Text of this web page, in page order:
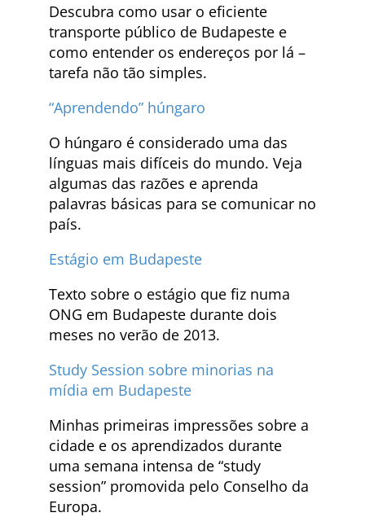
Descubra como usar o eficiente
transporte público de Budapeste e
como entender os endereços por lá –
tarefa não tão simples.
“Aprendendo” húngaro
O húngaro é considerado uma das
línguas mais difíceis do mundo. Veja
algumas das razões e aprenda
palavras básicas para se comunicar no
país.
Estágio em Budapeste
Texto sobre o estágio que fiz numa
ONG em Budapeste durante dois
meses no verão de 2013.
Study Session sobre minorias na
mídia em Budapeste
Minhas primeiras impressões sobre a
cidade e os aprendizados durante
uma semana intensa de “study
session” promovida pelo Conselho da
Europa.